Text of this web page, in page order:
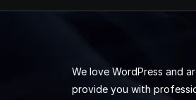
We love WordPress and
provide you with